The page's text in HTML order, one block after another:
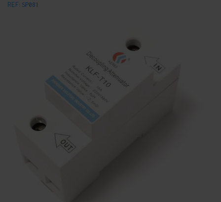
REF: SP081